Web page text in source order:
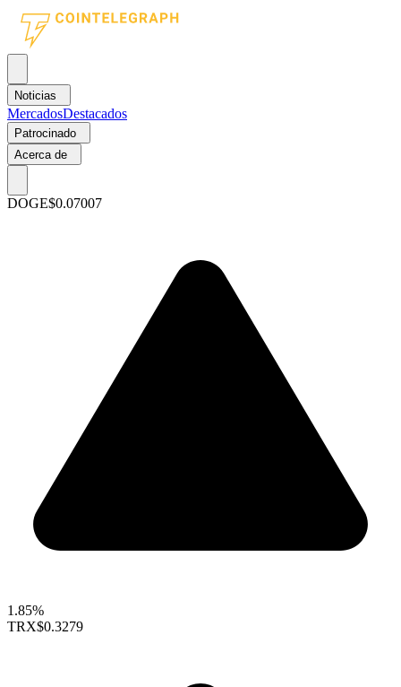
Noticias
MercadosDestacados
Patrocinado
Acerca de
DOGE$0.07007
1.85%
TRX$0.3279